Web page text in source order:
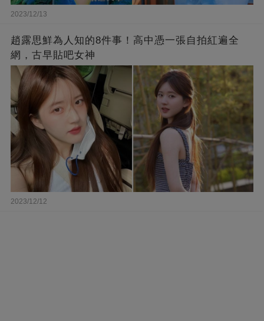
2023/12/13
趙露思鮮為人知的8件事！高中憑一張自拍紅遍全
網，古早貼吧女神
2023/12/12